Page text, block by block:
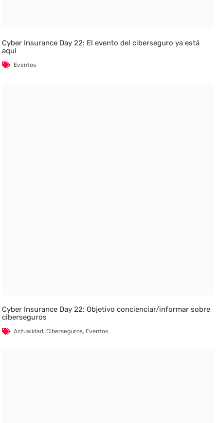
Cyber Insurance Day 22: El evento del ciberseguro ya está
aquí
Eventos
Cyber Insurance Day 22: Objetivo concienciar/informar sobre
ciberseguros
Actualidad,Ciberseguros, Eventos